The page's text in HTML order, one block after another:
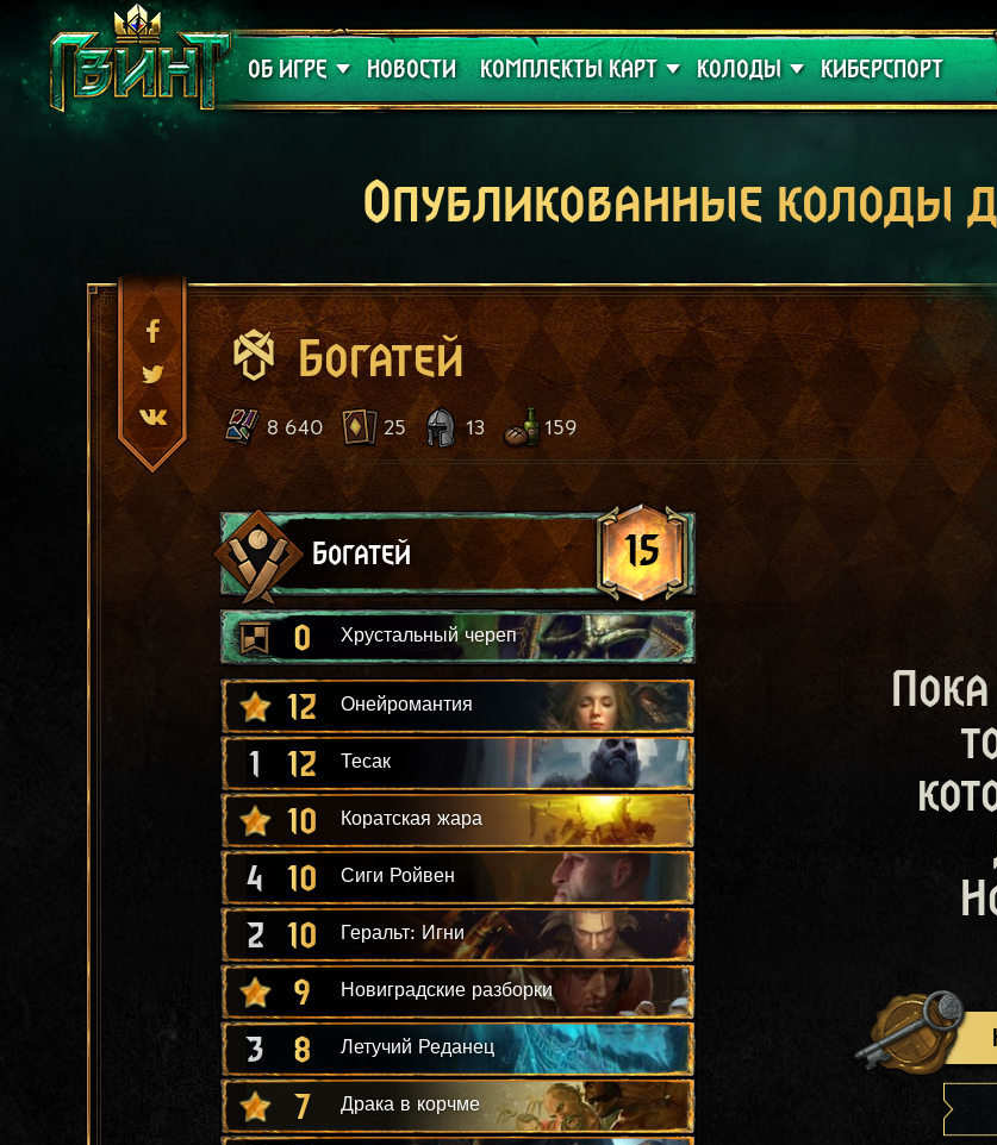
ОБ ИГРЕ
Поддержка
НОВОСТИ КОМПЛЕКТЫ КАРТ
Алое проклятие
КОЛОДЫ
Гайды
КИБЕРСПОРТ
Опубликованные колоды
Богатей
8 640 25 13 159
Богатей 15
0 Хрустальный череп
12 Онейромантия
1 12 Тесак
10 Коратская жара
4 10 Сиги Ройвен
2 10 Геральт: Игни
9 Новиградские разборки
3 8 Летучий Реданец
7 Драка в корчме